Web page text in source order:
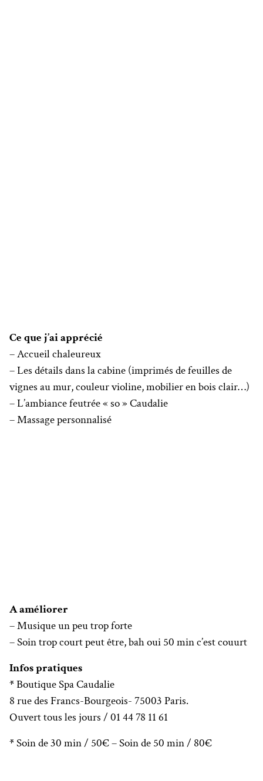
Ce que j’ai apprécié
– Accueil chaleureux
– Les détails dans la cabine (imprimés de feuilles de
vignes au mur, couleur violine, mobilier en bois clair…)
– L’ambiance feutrée « so » Caudalie
– Massage personnalisé
A améliorer
– Musique un peu trop forte
– Soin trop court peut être, bah oui 50 min c’est couurt
Infos pratiques
*Boutique Spa Caudalie
8 rue des Francs-Bourgeois- 75003 Paris.
Ouvert tous les jours / 01 44 78 11 61
*Soin de 30 min / 50€ – Soin de 50 min / 80€